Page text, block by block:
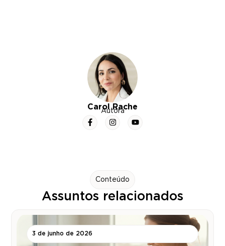
Carol Rache
Autora
Conteúdo
Assuntos relacionados
3 de junho de 2026